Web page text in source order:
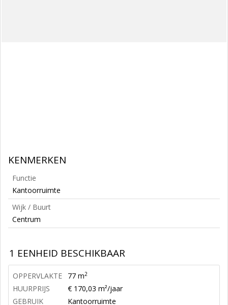
KENMERKEN
Functie
Kantoorruimte
Wijk / Buurt
Centrum
1 EENHEID BESCHIKBAAR
OPPERVLAKTE 77 m2
HUURPRIJS
€ 170,03 m²/jaar
GEBRUIK
Kantoorruimte